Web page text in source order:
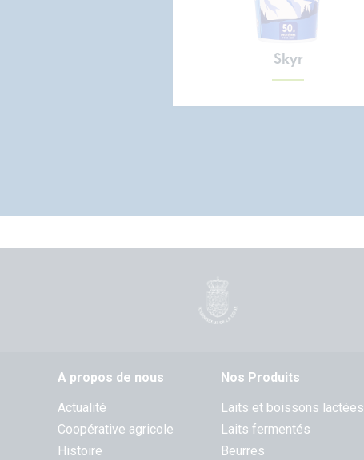
Skyr
A propos de nous
Actualité
Coopérative agricole
Histoire
Nos Produits
Laits et boissons lactées
Laits fermentés
Beurres